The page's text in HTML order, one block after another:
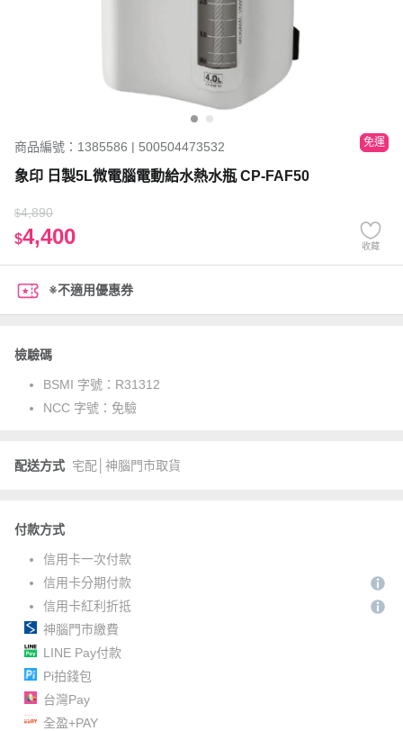
商品編號：1385586 | 500504473532 免運
象印 日製5L微電腦電動給水熱水瓶 CP-FAF50
$4,890
$4,400 收藏
※不適用優惠券
檢驗碼
BSMI 字號： R31312
NCC 字號： 免驗
配送方式 宅配│神腦門市取貨
付款方式
信用卡一次付款
信用卡分期付款
信用卡紅利折抵
神腦門市繳費
LINE Pay付款
Pi拍錢包
台灣Pay
全盈+PAY